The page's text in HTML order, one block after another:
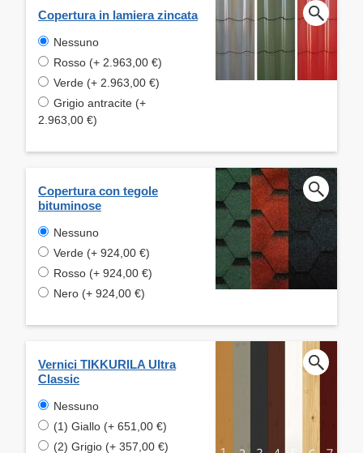
Copertura in lamiera zincata
Nessuno
Rosso (+ 2.963,00 €)
Verde (+ 2.963,00 €)
Grigio antracite (+
2.963,00 €)
Copertura con tegole
bituminose
Nessuno
Verde (+ 924,00 €)
Rosso (+ 924,00 €)
Nero (+ 924,00 €)
Vernici TIKKURILA Ultra
Classic
Nessuno
(1) Giallo (+ 651,00 €)
(2) Grigio (+ 357,00 €)